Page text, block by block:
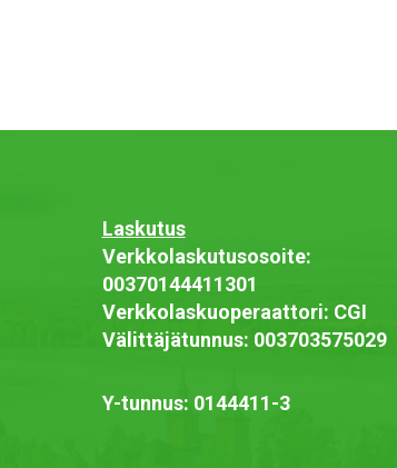
Laskutus
Verkkolaskutusosoite:
00370144411301
Verkkolaskuoperaattori: CGI
Välittäjätunnus: 003703575029
Y-tunnus: 0144411-3